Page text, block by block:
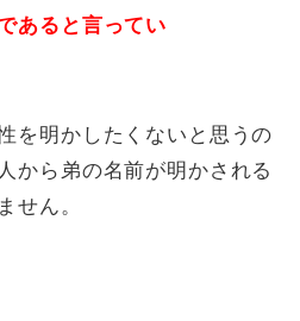
あると言ってい
を明かしたくないと思うの
から弟の名前が明かされる
せん。